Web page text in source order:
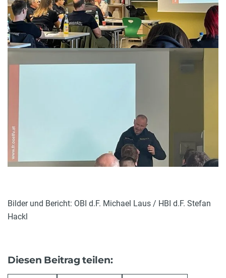
Bilder und Bericht: OBI d.F. Michael Laus / HBI d.F. Stefan
Hackl
Diesen Beitrag teilen: